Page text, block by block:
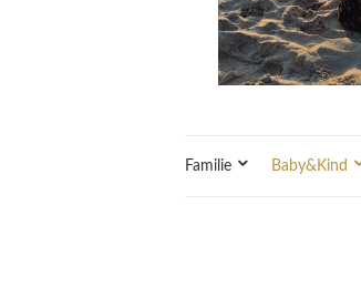
Familie Baby&Kind